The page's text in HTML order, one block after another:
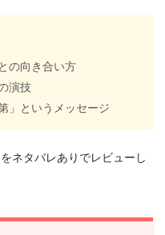
の向き合い方
演技
」というメッセージ
ネタバレありでレビューし